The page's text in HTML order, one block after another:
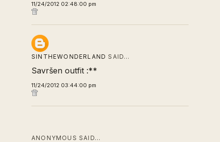
11/24/2012 02:48:00 pm
SINTHEWONDERLAND SAID…
Savršen outfit :**
11/24/2012 03:44:00 pm
ANONYMOUS SAID…